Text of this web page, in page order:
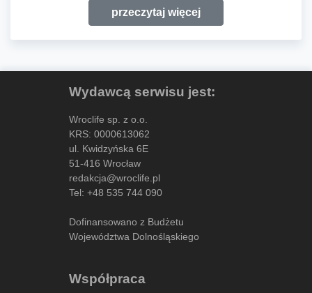
przeczytaj więcej
Wydawcą serwisu jest:
Wroclife sp. z o.o.
KRS: 0000613062
ul. Kwidzyńska 6E
51-416 Wrocław
redakcja@wroclife.pl
Tel: +48 535 744 090
Dofinansowano z Budżetu
Województwa Dolnośląskiego
Współpraca